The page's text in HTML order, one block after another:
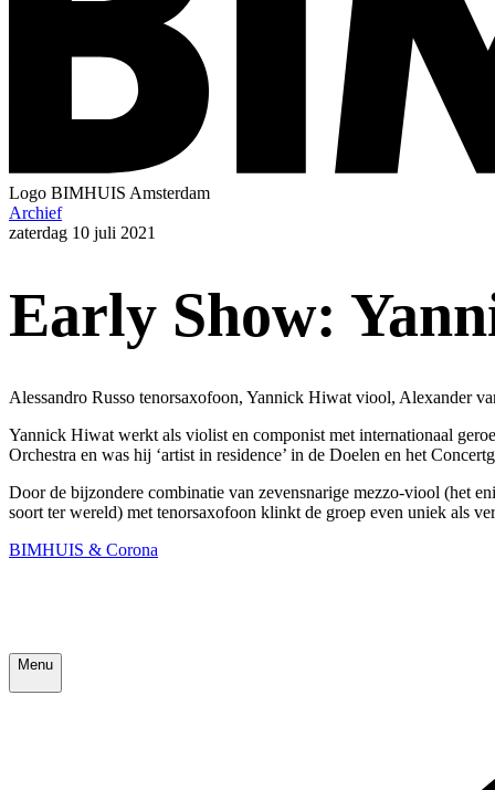
Logo BIMHUIS Amsterdam
Archief
zaterdag 10 juli 2021
Early Show:
Alessandro Russo tenorsaxofoon, Yannick Hiwat viool, Alexander
Yannick Hiwat werkt als violist en componist met internationaal
Orchestra en was hij ‘artist in residence’ in de Doelen en het
Door de bijzondere combinatie van zevensnarige mezzo-viool (het
soort ter wereld) met tenorsaxofoon klinkt de groep even uniek als
BIMHUIS & Corona
Menu